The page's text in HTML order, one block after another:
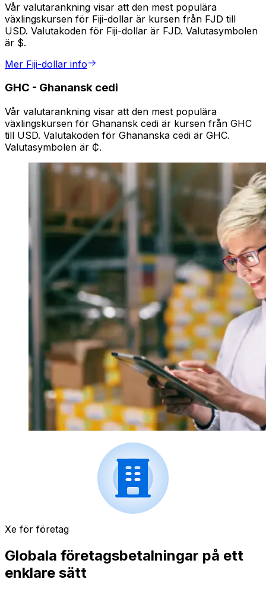
Vår valutarankning visar att den mest populära
växlingskursen för Fiji-dollar är kursen från FJD till
USD. Valutakoden för Fiji-dollar är FJD. Valutasymbolen
är $.
Mer Fiji-dollar info
GHC - Ghanansk cedi
Vår valutarankning visar att den mest populära
växlingskursen för Ghanansk cedi är kursen från GHC
till USD. Valutakoden för Ghananska cedi är GHC.
Valutasymbolen är ₵.
Xe för företag
Globala företagsbetalningar på ett
enklare sätt